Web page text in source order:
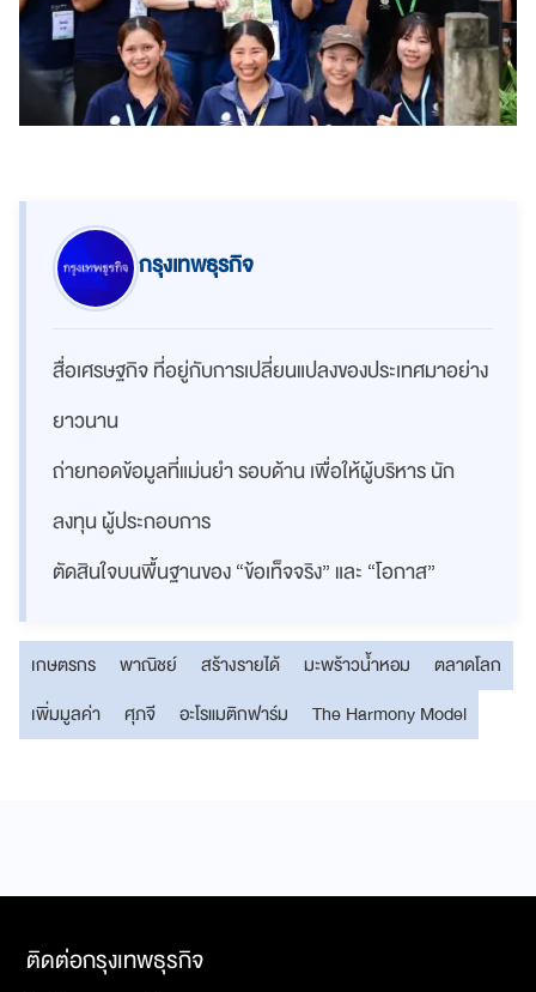
กรุงเทพธุรกิจ
สื่อเศรษฐกิจ ที่อยู่กับการเปลี่ยนแปลงของประเทศมาอย่าง
ยาวนาน
ถ่ายทอดข้อมูลที่แม่นยำ รอบด้าน เพื่อให้ผู้บริหาร นัก
ลงทุน ผู้ประกอบการ
ตัดสินใจบนพื้นฐานของ “ข้อเท็จจริง” และ “โอกาส”
เกษตรกร พาณิชย์ สร้างรายได้ มะพร้าวน้ำหอม
ตลาดโลก
เพิ่มมูลค่า
ศุภจี อะโรแมติกฟาร์ม The Harmony Model
ติดต่อกรุงเทพธุรกิจ